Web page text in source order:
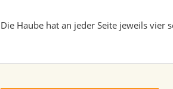
Die Haube hat an jeder Seite jeweils vier